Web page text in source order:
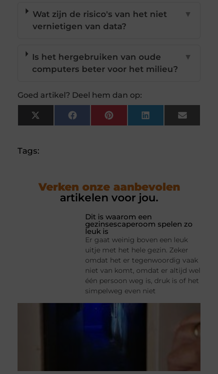
Wat zijn de risico's van het niet
vernietigen van data?
▼
Is het hergebruiken van oude
computers beter voor het milieu?
▼
Goed artikel? Deel hem dan op:
X
(Twitter)
FacebookPinterestLinkedInEmail
Tags:
Verken onze aanbevolen
artikelen voor jou.
Dit is waarom een
gezinsescaperoom spelen zo
leuk is
Er gaat weinig boven een leuk
uitje met het hele gezin. Zeker
omdat het er tegenwoordig vaak
niet van komt, omdat er altijd wel
één persoon weg is, druk is of het
simpelweg even niet